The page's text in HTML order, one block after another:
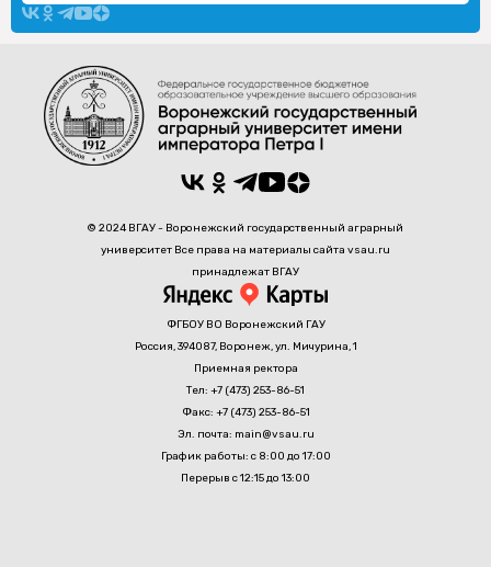
© 2024 ВГАУ - Воронежский государственный аграрный
университет Все права на материалы сайта vsau.ru
принадлежат ВГАУ
ФГБОУ ВО Воронежский ГАУ
Россия, 394087, Воронеж, ул. Мичурина, 1
Приемная ректора
Тел: +7 (473) 253-86-51
Факс: +7 (473) 253-86-51
Эл. почта: main@vsau.ru
График работы: с 8:00 до 17:00
Перерыв с 12:15 до 13:00